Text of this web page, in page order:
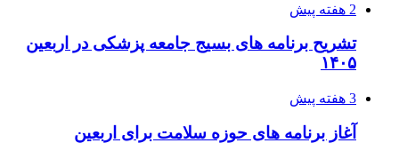
2 هفته پیش
تشریح برنامه های بسیج جامعه پزشکی در اربعین
۱۴۰۵
3 هفته پیش
آغاز برنامه های حوزه سلامت برای اربعین